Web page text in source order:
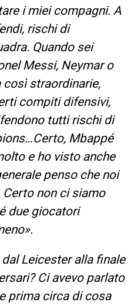
i miei compagni. A
rischi di
Quando sei
Messi, Neymar o
così straordinarie,
compiti difensivi,
tutti rischi di
Mbappé
e ho visto anche
penso che noi
non ci siamo
due giocatori
dal Leicester alla finale
Ci avevo parlato
prima circa di cosa